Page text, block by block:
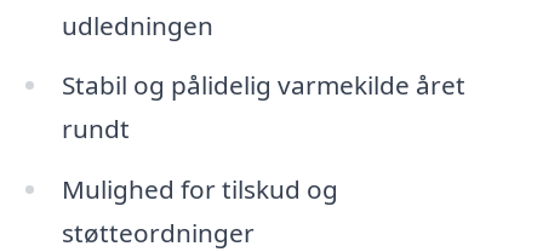
udledningen
Stabil og pålidelig varmekilde året
rundt
Mulighed for tilskud og
støtteordninger